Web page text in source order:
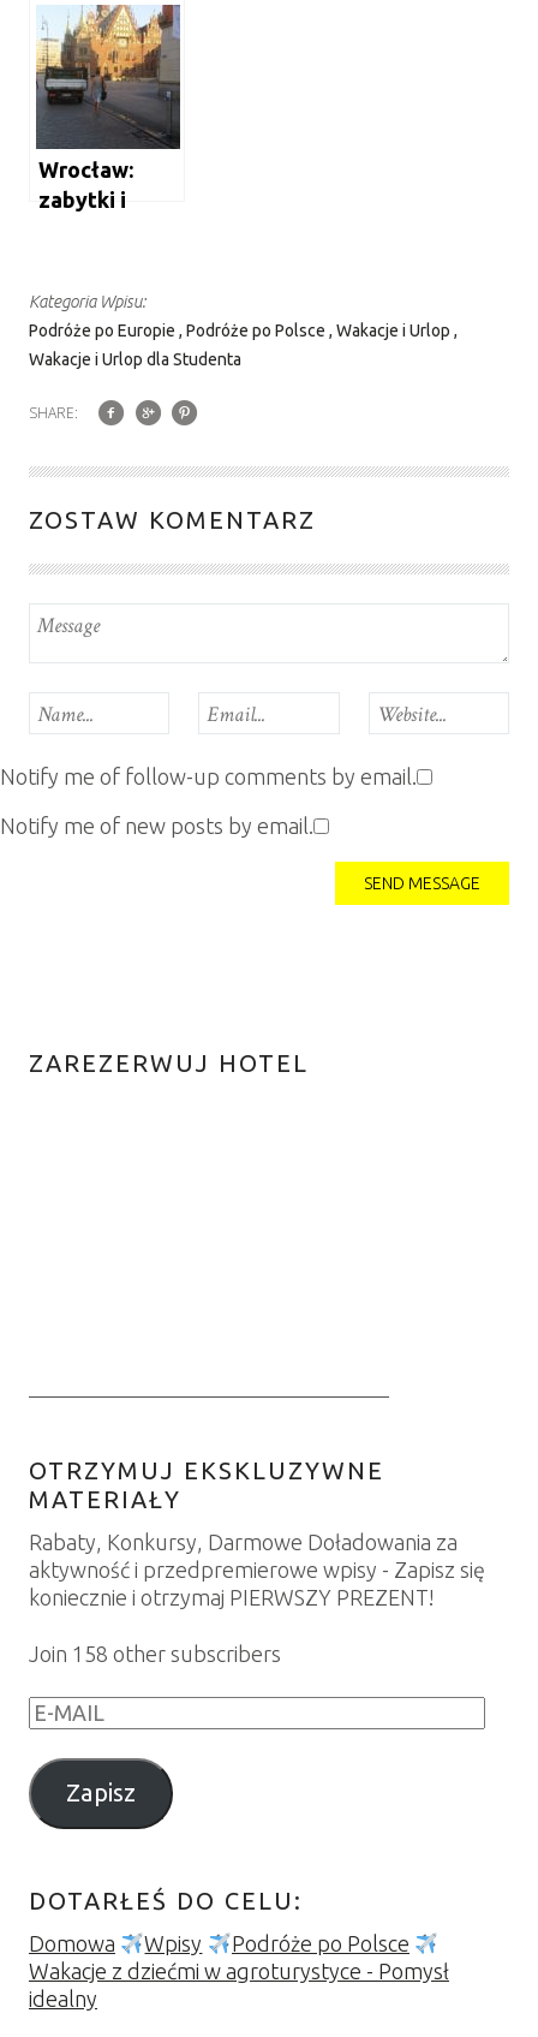
Poczcie
Wrocław:
zabytki i
architektury
Kategoria Wpisu:
Podróże po Europie
Podróże po Polsce
Wakacje i Urlop
Wakacje i Urlop dla Studenta
SHARE:
ZOSTAW KOMENTARZ
Notify me of follow-up comments by email.
Notify me of new posts by email.
ZAREZERWUJ HOTEL
OTRZYMUJ EKSKLUZYWNE
MATERIAŁY
Rabaty, Konkursy, Darmowe Doładowania za
aktywność i przedpremierowe wpisy - Zapisz się
koniecznie i otrzymaj PIERWSZY PREZENT!
Join 158 other subscribers
E
-
M
A
I
Zapisz
DOTARŁEŚ DO CELU:
Domowa Wpisy
Podróże po Polsce
Wakacje z dziećmi w agroturystyce - Pomysł
idealny